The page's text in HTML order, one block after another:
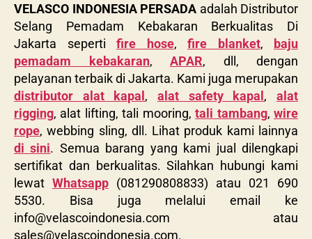
VELASCO INDONESIA PERSADA adalah Distributor
Selang Pemadam Kebakaran Berkualitas Di
Jakarta seperti fire hose, fire blanket, baju
pemadam kebakaran, APAR, dll, dengan
pelayanan terbaik di Jakarta. Kami juga merupakan
distributor alat kapal,alat safety kapal,alat
rigging, alat lifting, tali mooring,tali tambang,wire
rope, webbing sling, dll. Lihat produk kami lainnya
di sini. Semua barang yang kami jual dilengkapi
sertifikat dan berkualitas. Silahkan hubungi kami
lewat Whatsapp (081290808833) atau 021 690
5530. Bisa juga melalui email ke
info@velascoindonesia.com atau
sales@velascoindonesia.com.